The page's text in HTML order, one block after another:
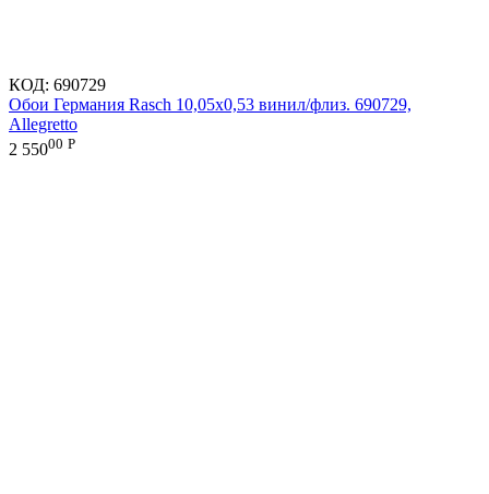
КОД: 690729
Обои Германия Rasch 10,05x0,53 винил/флиз. 690729,
Allegretto
2 55000 Р